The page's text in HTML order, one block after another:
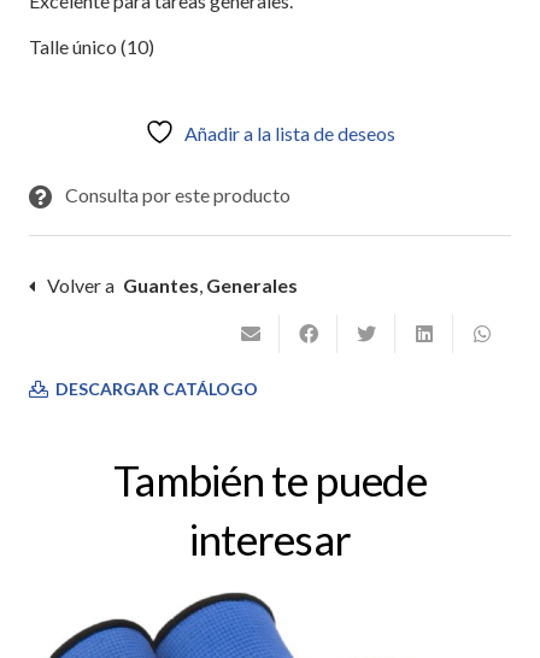
Talle único (10)
Añadir a la lista de deseos
Consulta por este producto
Volver a Guantes, Generales
DESCARGAR CATÁLOGO
También te puede
interesar